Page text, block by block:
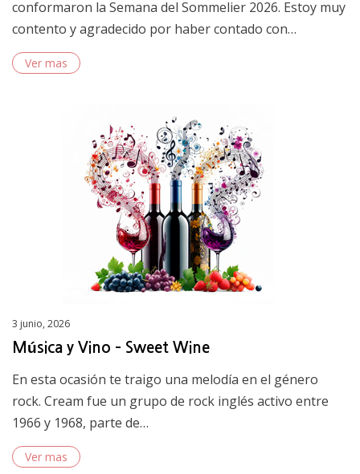
conformaron la Semana del Sommelier 2026. Estoy muy
contento y agradecido por haber contado con…
Ver mas
Posted
on
3 junio, 2026
Música y Vino – Sweet Wine
En esta ocasión te traigo una melodía en el género
rock. Cream fue un grupo de rock inglés activo entre
1966 y 1968, parte de…
Ver mas